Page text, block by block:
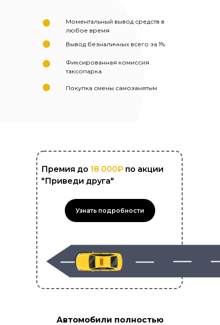
Моментальный вывод средств в
любое время
Вывод безналичных всего за 1%
Фиксированная комиссия
таксопарка
Покупка смены самозанятым
Премия до 18 000₽ по акции
"Приведи друга"
Узнать подробности
Автомобили полностью